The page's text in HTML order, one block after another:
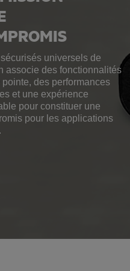
sécurisés universels de
associe des fonctionnalités
des performances
et une expérience
pour constituer une
pour les applications